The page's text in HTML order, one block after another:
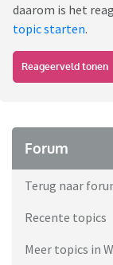
daarom is het
topic starten.
Reageerveld tonen
Forum
Terug naar
Recente topics
Meer topics in